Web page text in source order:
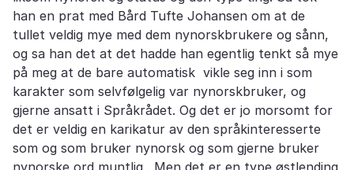
han en prat med Bård Tufte Johansen om at de
tullet veldig mye med dem nynorskbrukere og sånn,
og sa han det at det hadde han egentlig tenkt så mye
på meg at de bare automatisk vikle seg inn i som
karakter som selvfølgelig var nynorskbruker, og
gjerne ansatt i Språkrådet. Og det er jo morsomt for
det er veldig en karikatur av den språkinteresserte
som og som bruker nynorsk og som gjerne bruker